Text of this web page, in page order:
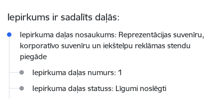
Iepirkums ir sadalīts daļās:
Iepirkuma daļas nosaukums: Reprezentācijas suvenīru,
korporatīvo suvenīru un iekštelpu reklāmas stendu
piegāde
Iepirkuma daļas numurs: 1
Iepirkuma daļas statuss: Līgumi noslēgti